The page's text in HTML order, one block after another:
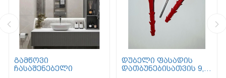
გამწოვი
ჩასაშენებელი
დუბელი ფასადის
დათბუნებისათვის 9,5